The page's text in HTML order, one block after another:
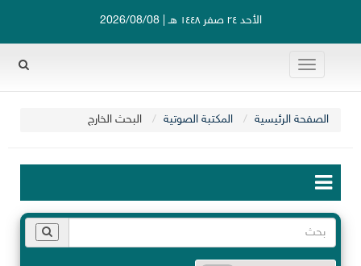
الأحد ٢٤ صفر ١٤٤٨ هـ | 2026/08/08
Toggle
navigation
الصفحة الرئيسية المكتبة الصوتية البحث الخارج